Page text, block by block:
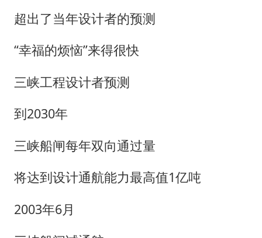
超出了当年设计者的预测
“幸福的烦恼”来得很快
三峡工程设计者预测
到2030年
三峡船闸每年双向通过量
将达到设计通航能力最高值1亿吨
2003年6月